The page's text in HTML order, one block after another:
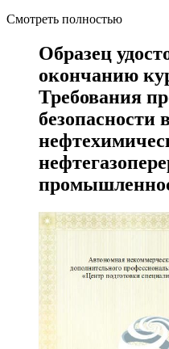
Смотреть полностью
Образец
окончанию
Требования
безопасности